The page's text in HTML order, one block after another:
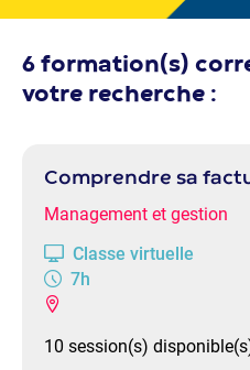
6 formation(s)
votre recherche :
Comprendre sa
Management et gestion
Classe virtuelle
7h
10 session(s)